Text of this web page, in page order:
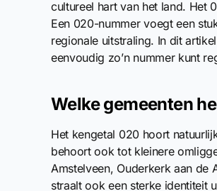
cultureel hart van het land. Het
Een 020-nummer voegt een
regionale uitstraling. In dit
eenvoudig zo’n nummer kunt
Welke gemeenten
Het kengetal 020 hoort
behoort ook tot kleinere
Amstelveen, Ouderkerk aan de
straalt ook een sterke identiteit